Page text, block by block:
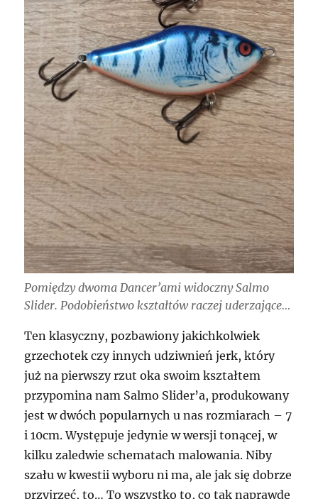
Pomiędzy dwoma Dancer’ami widoczny Salmo
Slider. Podobieństwo kształtów raczej uderzające…
Ten klasyczny, pozbawiony jakichkolwiek
grzechotek czy innych udziwnień jerk, który
już na pierwszy rzut oka swoim kształtem
przypomina nam Salmo Slider’a, produkowany
jest w dwóch popularnych u nas rozmiarach – 7
i 10cm. Występuje jedynie w wersji tonącej, w
kilku zaledwie schematach malowania. Niby
szału w kwestii wyboru ni ma, ale jak się dobrze
przyjrzeć, to… To wszystko to, co tak naprawdę